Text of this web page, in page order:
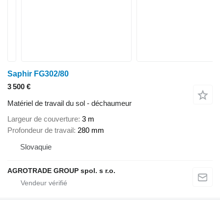
Saphir FG302/80
3 500 €
Matériel de travail du sol - déchaumeur
Largeur de couverture 3 m
Profondeur de travail 280 mm
Slovaquie
AGROTRADE GROUP spol. s r.o.